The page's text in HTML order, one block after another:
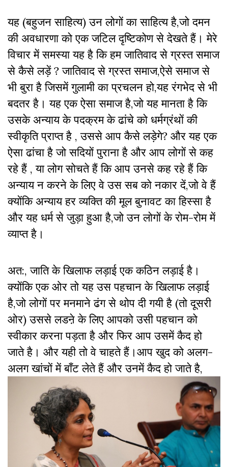
यह (बहुजन साहित्य) उन लोगों का साहित्य है,जो दमन
की अवधारणा को एक जटिल दृष्टिकोण से देखते हैं। मेरे
विचार में समस्या यह है कि हम जातिवाद से ग्रस्त समाज
से कैसे लड़ें ? जातिवाद से ग्रस्त समाज,ऐसे समाज से
भी बुरा है जिसमें गुलामी का प्रचलन हो,यह रंगभेद से भी
बदतर है। यह एक ऐसा समाज है,जो यह मानता है कि
उसके अन्याय के पदक्रम के ढांचे को धर्मग्रंथों की
स्वीकृति प्राप्त है , उससे आप कैसे लड़ेगे? और यह एक
ऐसा ढांचा है जो सदियों पुराना है और आप लोगों से कह
रहे हैं , या लोग सोचते हैं कि आप उनसे कह रहे हैं कि
अन्याय न करने के लिए वे उस सब को नकार दें,जो वे हैं
क्योंकि अन्याय हर व्यक्ति की मूल बुनावट का हिस्सा है
और यह धर्म से जुड़ा हुआ है,जो उन लोगों के रोम-रोम में
व्याप्त है।
अत:, जाति के खिलाफ लड़ाई एक कठिन लड़ाई है।
क्योंकि एक ओर तो यह उस पहचान के खिलाफ लड़ाई
है,जो लोगों पर मनमाने ढंग से थोप दी गयी है (तो दूसरी
ओर) उससे लडऩे के लिए आपको उसी पहचान को
स्वीकार करना पड़ता है और फिर आप उसमें कैद हो
जाते है। और यही तो वे चाहते हैं।आप खुद को अलग-
अलगखांचों में बाँट लेते हैं और उनमें कैद हो जाते है,